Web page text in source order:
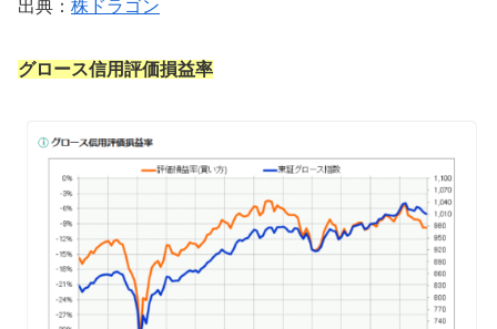
出典： 株ドラゴン
グロース信用評価損益率